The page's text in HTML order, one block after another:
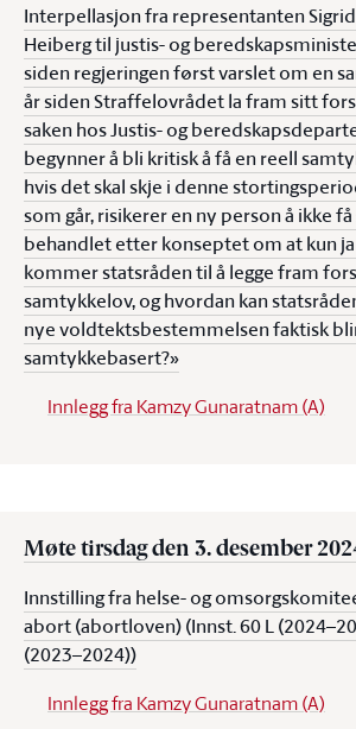
Interpellasjon fra representanten
Heiberg til justis- og
siden regjeringen først varslet om en
år siden Straffelovrådet la fram sitt
saken hos Justis- og
begynner å bli kritisk å få en reell
hvis det skal skje i denne
som går, risikerer en ny person å ikke
behandlet etter konseptet om at kun ja
kommer statsråden til å legge fram
samtykkelov, og hvordan kan
nye voldtektsbestemmelsen faktisk
samtykkebasert?»
Innlegg fra Kamzy Gunaratnam (A)
Møte tirsdag den 3. desember
Innstilling fra helse- og
abort (abortloven) (Innst. 60 L
(2023–2024))
Innlegg fra Kamzy Gunaratnam (A)